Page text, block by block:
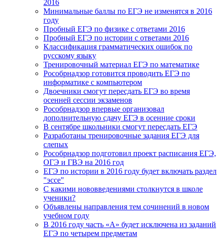
2016
Минимальные баллы по ЕГЭ не изменятся в 2016
году
Пробный ЕГЭ по физике с ответами 2016
Пробный ЕГЭ по истории с ответами 2016
Классификация грамматических ошибок по
русскому языку
Тренировочный материал ЕГЭ по математике
Рособрнадзор готовится проводить ЕГЭ по
информатике с компьютером
Двоечники смогут пересдать ЕГЭ во время
осенней сессии экзаменов
Рособрнадзор впервые организовал
дополнительную сдачу ЕГЭ в осенние сроки
В сентябре школьники смогут пересдать ЕГЭ
Разработаны тренировочные задания ЕГЭ для
слепых
Рособрнадзор подготовил проект расписания ЕГЭ,
ОГЭ и ГВЭ на 2016 год
ЕГЭ по истории в 2016 году будет включать раздел
"эссе"
С какими нововведениями столкнутся в школе
ученики?
Объявлены направления тем сочинений в новом
учебном году
В 2016 году часть «А» будет исключена из заданий
ЕГЭ по четырем предметам